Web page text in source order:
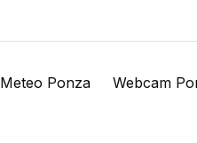
Meteo Ponza Webcam